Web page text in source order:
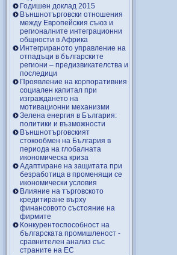
Годишен доклад 2015
Външнотърговски отношения
между Европейския съюз и
регионалните интеграционни
общности в Африка
Интегрираното управление на
отпадъци в българските
региони – предизвикателства и
последици
Проявление на корпоративния
социален капитал при
изграждането на
мотивационни механизми
Зелена енергия в България:
политики и възможности
Външнотърговският
стокообмен на България в
периода на глобалната
икономическа криза
Адаптиране на защитата при
безработица в променящи се
икономически условия
Влияние на търговското
кредитиране върху
финансовото състояние на
фирмите
Конкурентоспособност на
българската промишленост -
сравнителен анализ със
страните на ЕС